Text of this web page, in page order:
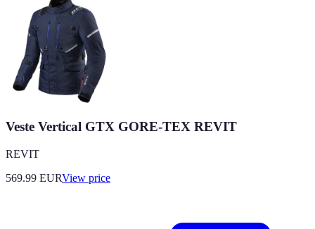
Veste Vertical GTX GORE-TEX REVIT
REVIT
569.99 EURView price